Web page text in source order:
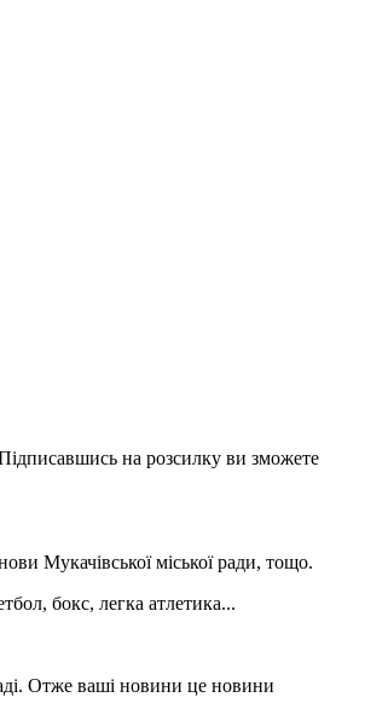
на розсилку ви зможете
Мукачівської міської ради, тощо.
бокс, легка атлетика...
Отже ваші новини це новини